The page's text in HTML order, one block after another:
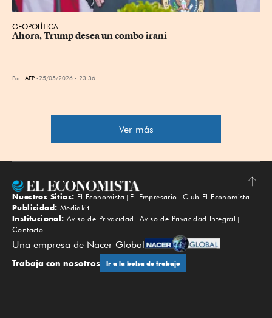
GEOPOLÍTICA
Ahora, Trump desea un combo iraní
Por AFP 25/05/2026 - 23:36
Ver más
Subir
Nuestros Sitios: El Economista El Empresario
Club El Economista
Publicidad: Mediakit
Institucional: Aviso de Privacidad
Aviso de Privacidad Integral
Contacto
Una empresa de Nacer Global
Trabaja con nosotros Ir a la bolsa de trabajo